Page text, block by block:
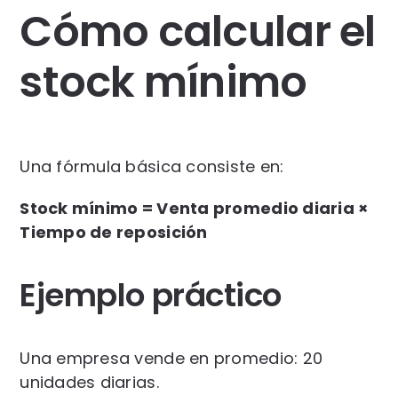
Cómo calcular el
stock mínimo
Una fórmula básica consiste en:
Stock mínimo = Venta promedio diaria ×
Tiempo de reposición
Ejemplo práctico
Una empresa vende en promedio: 20
unidades diarias.